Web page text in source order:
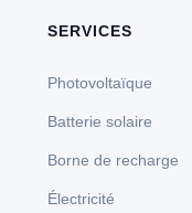
SERVICES
Photovoltaïque
Batterie solaire
Borne de recharge
Électricité